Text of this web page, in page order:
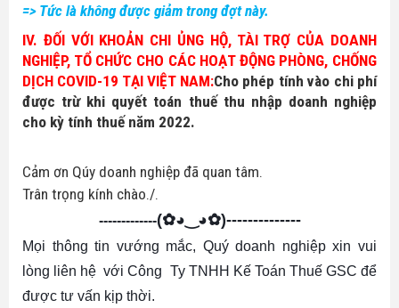
=> Tức là không được giảm trong đợt này.
IV. ĐỐI VỚI KHOẢN CHI ỦNG HỘ, TÀI TRỢ CỦA DOANH
NGHIỆP, TỔ CHỨC CHO CÁC HOẠT ĐỘNG PHÒNG, CHỐNG
DỊCH COVID-19 TẠI VIỆT NAM:Cho phép tính vào chi phí
được trừkhi quyết toán thuế thu nhập doanh nghiệp
cho kỳ tính thuế năm 2022.
Cảm ơn Qúy doanh nghiệp đã quan tâm.
Trân trọng kính chào./.
-------------(✿◕‿◕✿)--------------
Mọi thông tin vướng mắc, Quý doanh nghiệp xin vui
lòng liên hệ với Công Ty TNHH Kế Toán Thuế GSC để
được tư vấn kịp thời.